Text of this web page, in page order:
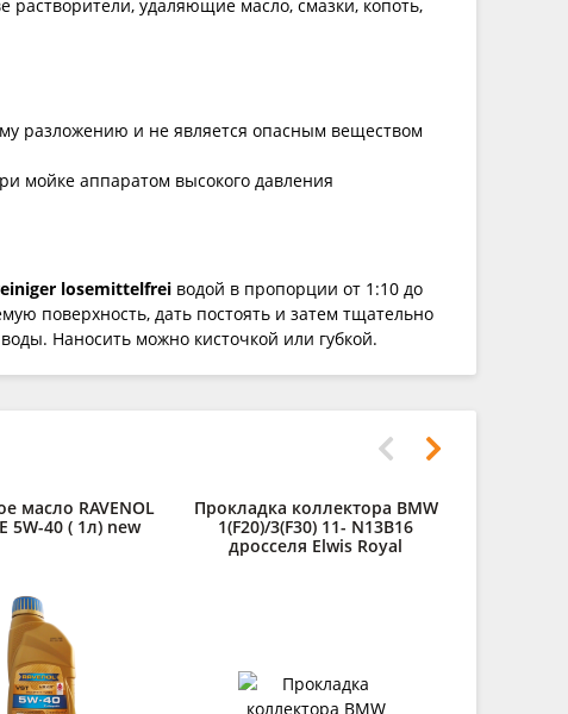
растворители, удаляющие масло, смазки, копоть,
разложению и не является опасным веществом
мойке аппаратом высокого давления
losemittelfrei водой в пропорции от 1:10 до
поверхность, дать постоять и затем тщательно
Наносить можно кисточкой или губкой.
масло RAVENOL
5W-40 ( 1л) new
Прокладка коллектора BMW
1(F20)/3(F30) 11- N13B16
дросселя Elwis Royal